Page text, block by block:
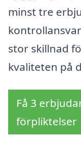
minst tre
stor skillnad
kvaliteten på
Få 3
förpliktelser